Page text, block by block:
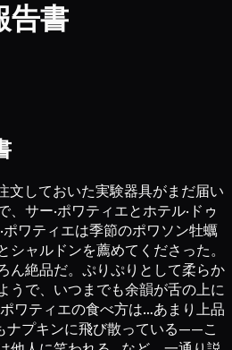
告書
文しておいた実験器具がまだ届い
サー·ポワティエとホテル·ドゥ
ワティエは季節のポワソン牡蠣
ャルドンを薦めてくださった。
ん絶品だ。ぷりぷりとして柔らか
うで、いつまでも余韻が舌の上に
ワティエの食べ方は…あまり上品
プキンに飛び散っている——こ